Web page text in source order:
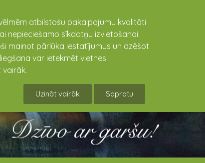
atbilstošu pakalpojumu kvalitāti
nepieciešamo sīkdatņu izvietošanai
mainot pārlūka iestatījumus un dzēšot
var ietekmēt vietnes
Uzināt vairāk Sapratu